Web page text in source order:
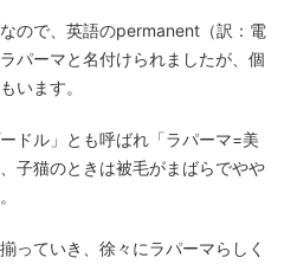
ので、英語のpermanent（訳：電
パーマと名付けられましたが、個
います。
ドル」とも呼ばれ「ラパーマ=美
子猫のときは被毛がまばらでやや
っていき、徐々にラパーマらしく